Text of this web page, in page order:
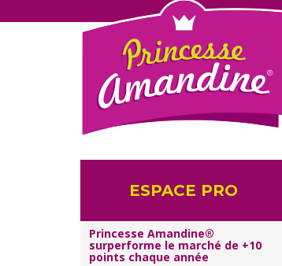
ESPACE PRO
Princesse Amandine®
surperforme le marché de +10
points chaque année